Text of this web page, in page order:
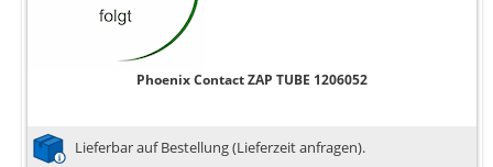
Phoenix Contact ZAP TUBE 1206052
Lieferbar auf Bestellung (Lieferzeit anfragen).